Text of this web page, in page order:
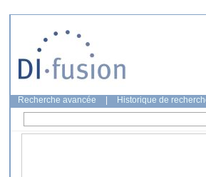
Recherche avancée Historique de